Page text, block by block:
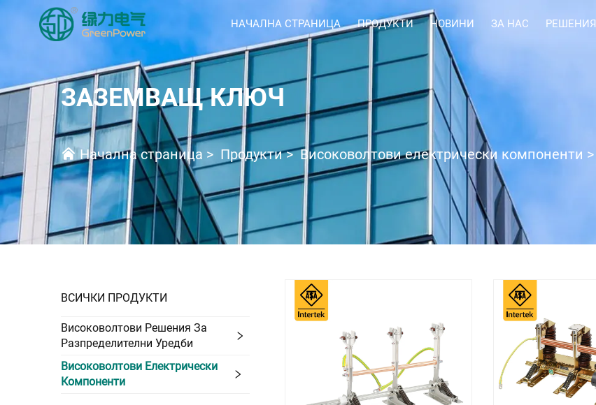
НАЧАЛНА СТРАНИЦА ПРОДУКТИ НОВИНИ ЗА НАС РЕШЕНИЯ
ЗАЗЕМВАЩ КЛЮЧ
Начална страница > Продукти>Високоволтови електрически компоненти >
ВСИЧКИ ПРОДУКТИ
Високоволтови Решения За
Разпределителни Уредби
Високоволтови Електрически
Компоненти